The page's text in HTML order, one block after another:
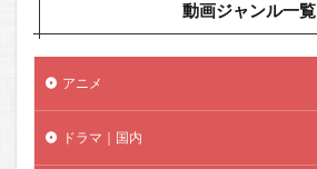
動画ジャンル一覧
アニメ
ドラマ｜国内